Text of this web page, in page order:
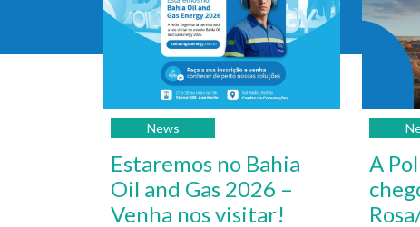
News
Estaremos no Bahia
Oil and Gas 2026 –
Venha nos visitar!
A